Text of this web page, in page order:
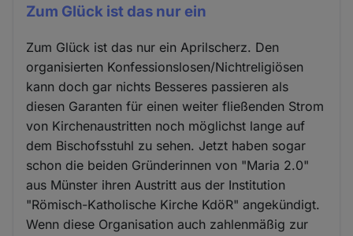
Zum Glück ist das nur ein
Zum Glück ist das nur ein Aprilscherz. Den
organisierten Konfessionslosen/Nichtreligiösen
kann doch gar nichts Besseres passieren als
diesen Garanten für einen weiter fließenden Strom
von Kirchenaustritten noch möglichst lange auf
dem Bischofsstuhl zu sehen. Jetzt haben sogar
schon die beiden Gründerinnen von "Maria 2.0"
aus Münster ihren Austritt aus der Institution
"Römisch-Katholische Kirche KdöR" angekündigt.
Wenn diese Organisation auch zahlenmäßig zur